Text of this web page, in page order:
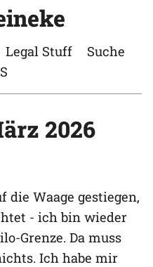
Legal Stuff
Suche
2026
die Waage gestiegen,
- ich bin wieder
Grenze. Da muss
Ich habe mir